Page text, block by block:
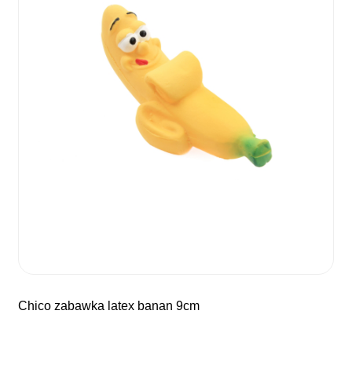
chico zabawka latex banan 9cm